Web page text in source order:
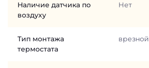
Наличие датчика по
воздуху
Нет
Тип монтажа
термостата
врезной